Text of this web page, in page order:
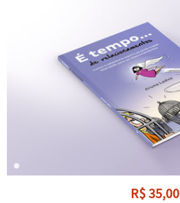
R$ 35,00